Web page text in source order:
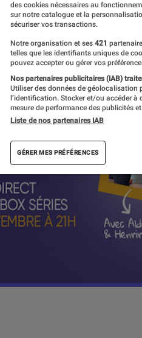
des cookies nécessaires au
sur notre catalogue et la
sécuriser vos transactions.
Notre organisation et ses 421
telles que les identifiants uniques de
pouvez accepter ou gérer vos
Nos partenaires publicitaires (IAB)
Utiliser des données de géolocalisation
l’identification. Stocker et/ou accéder
mesure de performance des publicités
Liste de nos partenaires IAB
GÉRER MES PRÉFÉRENCES